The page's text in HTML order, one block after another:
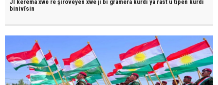
JI kerema xwe re şîroveyên xwe jî bi gramera kurdî ya rast û tîpên kurdî
binivîsin